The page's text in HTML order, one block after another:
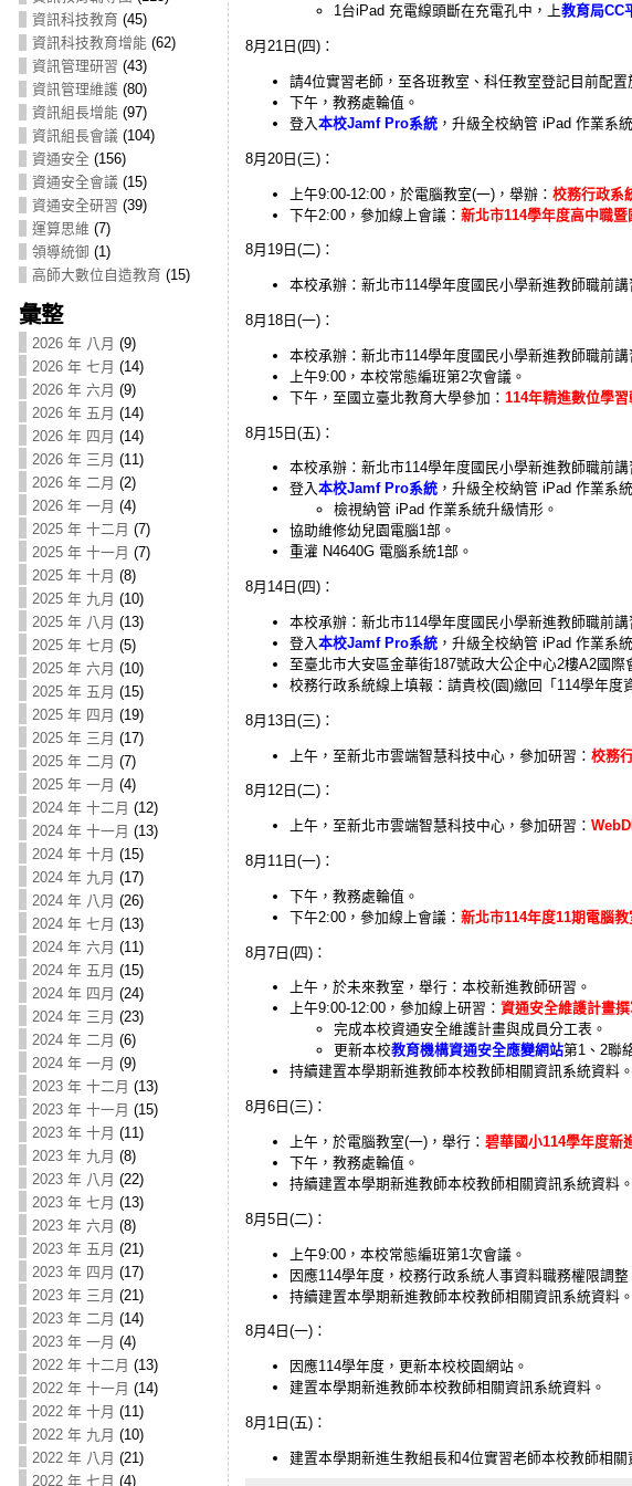
資訊科技教育 (45)
資訊科技教育增能(62)
資訊管理研習 (43)
資訊管理維護(80)
資訊組長增能(97)
資訊組長會議 (104)
資通安全 (156)
資通安全會議 (15)
資通安全研習 (39)
運算思維 (7)
領導統御 (1)
高師大數位自造教育 (15)
彙整
2026 年 八月 (9)
2026 年 七月 (14)
2026 年 六月 (9)
2026 年 五月 (14)
2026 年 四月 (14)
2026 年 三月 (11)
2026 年 二月 (2)
2026 年 一月 (4)
2025 年 十二月 (7)
2025 年 十一月 (7)
2025 年 十月 (8)
2025 年 九月 (10)
2025 年 八月 (13)
2025 年 七月 (5)
2025 年 六月 (10)
2025 年 五月 (15)
2025 年 四月 (19)
2025 年 三月 (17)
2025 年 二月 (7)
2025 年 一月 (4)
2024 年 十二月 (12)
2024 年 十一月 (13)
2024 年 十月 (15)
2024 年 九月 (17)
2024 年 八月 (26)
2024 年 七月 (13)
2024 年 六月 (11)
2024 年 五月 (15)
2024 年 四月 (24)
2024 年 三月 (23)
2024 年 二月 (6)
2024 年 一月 (9)
2023 年 十二月 (13)
2023 年 十一月 (15)
2023 年 十月 (11)
2023 年 九月 (8)
2023 年 八月 (22)
2023 年 七月 (13)
2023 年 六月 (8)
2023 年 五月 (21)
2023 年 四月 (17)
2023 年 三月 (21)
2023 年 二月 (14)
2023 年 一月 (4)
2022 年 十二月 (13)
2022 年 十一月 (14)
2022 年 十月 (11)
2022 年 九月 (10)
2022 年 八月 (21)
2022 年 七月 (4)
1台iPad 充電線頭斷在充電孔中，上教育局CC
8月21日(四)：
請4位實習老師，至各班教室、科任教室登記目前配
下午，教務處輪值。
登入本校Jamf Pro系統，升級全校納管 iPad 作業系
8月20日(三)：
上午9:00-12:00，於電腦教室(一)，舉辦： 校務行政系
下午2:00，參加線上會議： 新北市114學年度高中職
8月19日(二)：
本校承辦：新北市114學年度國民小學新進教師職前
8月18日(一)：
本校承辦：新北市114學年度國民小學新進教師職前
上午9:00，本校常態編班第2次會議。
下午，至國立臺北教育大學參加： 114年精進數位學
8月15日(五)：
本校承辦：新北市114學年度國民小學新進教師職前
登入本校Jamf Pro系統，升級全校納管 iPad 作業系
檢視納管 iPad 作業系統升級情形。
協助維修幼兒園電腦1部。
重灌 N4640G 電腦系統1部。
8月14日(四)：
本校承辦：新北市114學年度國民小學新進教師職前
登入 本校Jamf Pro系統，升級全校納管 iPad 作業系
至臺北市大安區金華街187號政大公企中心2樓A2國際
校務行政系統線上填報：請貴校(園)繳回「114學年度
8月13日(三)：
上午，至新北市雲端智慧科技中心，參加研習： 校務
8月12日(二)：
上午，至新北市雲端智慧科技中心，參加研習：
8月11日(一)：
下午，教務處輪值。
下午2:00，參加線上會議： 新北市114年度11期電腦
8月7日(四)：
上午，於未來教室，舉行：本校新進教師研習。
上午9:00-12:00，參加線上研習： 資通安全維護計畫
完成本校資通安全維護計畫與成員分工表。
更新本校教育機構資通安全應變網站第1、2聯
持續建置本學期新進教師本校教師相關資訊系統資料。
8月6日(三)：
上午，於電腦教室(一)，舉行： 碧華國小114學年度新
下午，教務處輪值。
持續建置本學期新進教師本校教師相關資訊系統資料。
8月5日(二)：
上午9:00，本校常態編班第1次會議。
因應114學年度，校務行政系統人事資料職務權限調整
持續建置本學期新進教師本校教師相關資訊系統資料。
8月4日(一)：
因應114學年度，更新本校校園網站。
建置本學期新進教師本校教師相關資訊系統資料。
8月1日(五)：
建置本學期新進生教組長和4位實習老師本校教師相關